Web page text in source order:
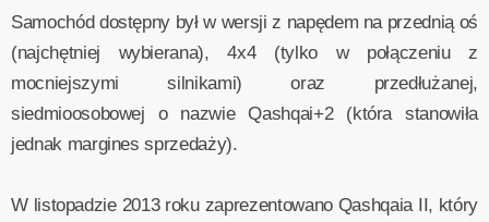
Samochód dostępny był w wersji z napędem na przednią oś
(najchętniej wybierana), 4x4 (tylko w połączeniu z
mocniejszymi silnikami) oraz przedłużanej,
siedmioosobowej o nazwie Qashqai+2 (która stanowiła
jednak margines sprzedaży).
W listopadzie 2013 roku zaprezentowano Qashqaia II, który